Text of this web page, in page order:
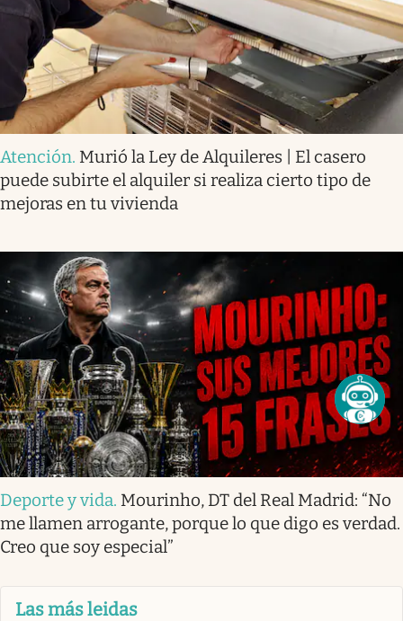
Atención. Murió la Ley de Alquileres | El casero
puede subirte el alquiler si realiza cierto tipo de
mejoras en tu vivienda
Deporte y vida. Mourinho, DT del Real Madrid: “No
me llamen arrogante, porque lo que digo es verdad.
Creo que soy especial”
Las más leidas